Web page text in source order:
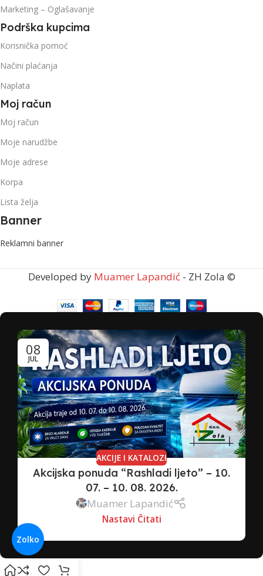
Marketing – Oglašavanje
Podrška kupcima
Korisnička pomoć
Načini plaćanja
Naplata
Moj račun
Moj račun
Moje narudžbe
Moje adrese
Korpa
Lista želja
Banner
Reklamni banner
Developed by Muamer Lapandić- ZH Zola ©
08
JUL
AKCIJE I KATALOZI
Akcijska ponuda “Rashladi ljeto” – 10.
07. – 10. 08. 2026.
Muamer Lapandić
Nastavi Čitati
Zolko